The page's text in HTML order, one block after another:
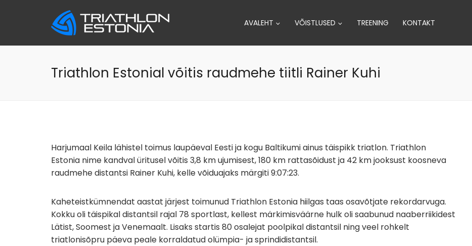
AVALEHT VÕISTLUSED TREENING KONTAKT
Triathlon Estonial võitis raudmehe tiitli Rainer Kuhi
Harjumaal Keila lähistel toimus laupäeval Eesti ja kogu Baltikumi ainus täispikk triatlon. Triathlon
Estonia nime kandval üritusel võitis 3,8 km ujumisest, 180 km rattasõidust ja 42 km jooksust koosneva
raudmehe distantsi Rainer Kuhi, kelle võiduajaks märgiti 9:07:23.
Kaheteistkümnendat aastat järjest toimunud Triathlon Estonia hiilgas taas osavõtjate rekordarvuga.
Kokku oli täispikal distantsil rajal 78 sportlast, kellest märkimisväärne hulk oli saabunud naaberriikidest
Lätist, Soomest ja Venemaalt. Lisaks startis 80 osalejat poolpikal distantsil ning veel rohkelt
triatlonisõpru päeva peale korraldatud olümpia- ja sprindidistantsil.